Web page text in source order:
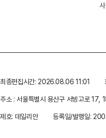
최종편집시간: 2026.08.06 11:01
주소 : 서울특별시 용산구 서빙고로 17,
제호: 데일리안
등록일/발행일: